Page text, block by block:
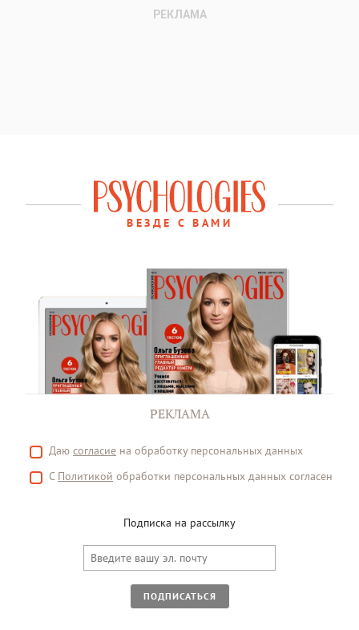
ВЕЗДЕ С ВАМИ
РЕКЛАМА
Даю согласие на обработку персональных данных
С Политикой обработки персональных данных согласен
Подписка на рассылку
ПОДПИСАТЬСЯ